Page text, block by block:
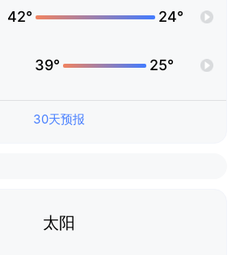
42° 24°
39° 25°
30天预报
太阳